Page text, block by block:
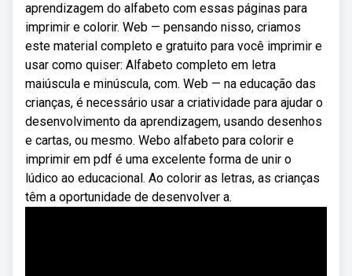
aprendizagem do alfabeto com essas páginas para
imprimir e colorir. Web — pensando nisso, criamos
este material completo e gratuito para você imprimir e
usar como quiser: Alfabeto completo em letra
maiúscula e minúscula, com. Web — na educação das
crianças, é necessário usar a criatividade para ajudar o
desenvolvimento da aprendizagem, usando desenhos
e cartas, ou mesmo. Webo alfabeto para colorir e
imprimir em pdf é uma excelente forma de unir o
lúdico ao educacional. Ao colorir as letras, as crianças
têm a oportunidade de desenvolver a.